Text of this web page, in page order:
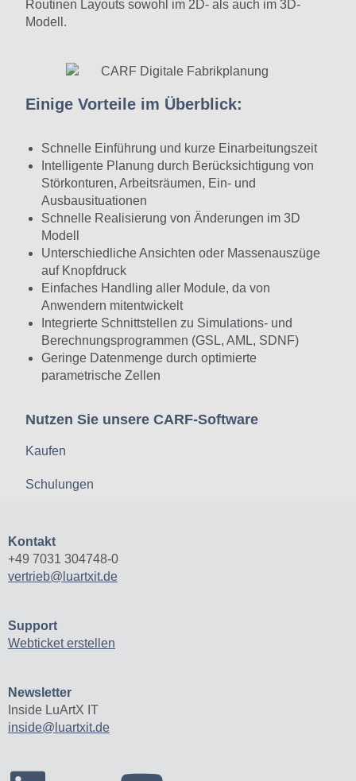
Routinen Layouts sowohl im 2D- als auch im 3D-
Modell.
Einige Vorteile im Überblick:
Schnelle Einführung und kurze Einarbeitungszeit
Intelligente Planung durch Berücksichtigung von
Störkonturen, Arbeitsräumen, Ein- und
Ausbausituationen
Schnelle Realisierung von Änderungen im 3D
Modell
Unterschiedliche Ansichten oder Massenauszüge
auf Knopfdruck
Einfaches Handling aller Module, da von
Anwendern mitentwickelt
Integrierte Schnittstellen zu Simulations- und
Berechnungsprogrammen (GSL, AML, SDNF)
Geringe Datenmenge durch optimierte
parametrische Zellen
Nutzen Sie unsere CARF-Software
Kaufen
Schulungen
Kontakt
+49 7031 304748-0
vertrieb@luartxit.de
Support
Webticket erstellen
Newsletter
Inside LuArtX IT
inside@luartxit.de